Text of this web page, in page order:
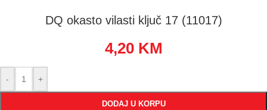
DQ okasto vilasti ključ 17 (11017)
4,20 KM
- +
DODAJ U KORPU